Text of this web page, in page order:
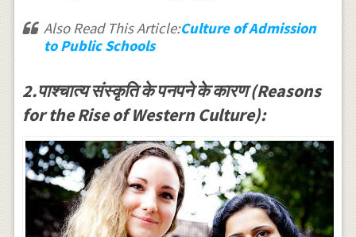
Also Read This Article:Culture of Admission
to Public Schools
2.पाश्चात्य संस्कृति के पनपने के कारण (Reasons
for the Rise of Western Culture):